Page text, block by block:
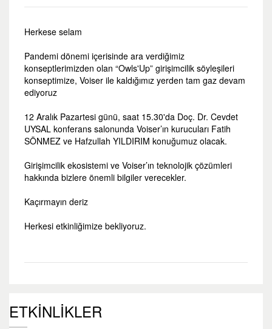
Herkese selam
Pandemi dönemi içerisinde ara verdiğimiz
konseptlerimizden olan “Owls'Up” girişimcilik söyleşileri
konseptimize, Voiser ile kaldığımız yerden tam gaz devam
ediyoruz
12 Aralık Pazartesi günü, saat 15.30'da Doç. Dr. Cevdet
UYSAL konferans salonunda Voiser’ın kurucuları Fatih
SÖNMEZ ve Hafzullah YILDIRIM konuğumuz olacak.
Girişimcilik ekosistemi ve Voiser’ın teknolojik çözümleri
hakkında bizlere önemli bilgiler verecekler.
Kaçırmayın deriz
Herkesi etkinliğimize bekliyoruz.
ETKİNLİKLER